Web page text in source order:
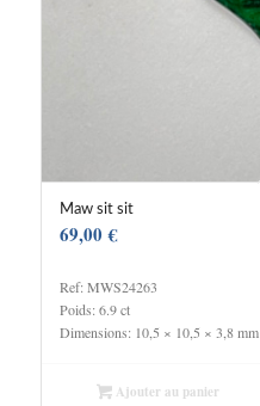
Maw sit sit
69,00€
Ref: MWS24263
Poids: 6.9 ct
Dimensions: 10,5 × 10,5 × 3,8 mm
Ajouter au panier